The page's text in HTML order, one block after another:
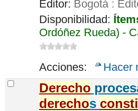
Editor: Bogotá :
Disponibilidad:
Ordóñez Rueda) -
Acciones: Hacer
Derecho
derechos